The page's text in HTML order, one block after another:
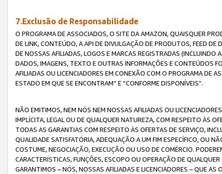
7.Exclusão de Responsabilidade
O PROGRAMA DE ASSOCIADOS, O SITE DA AMAZON, QUAISQUER
DE LINK, CONTEÚDO, A API DE DIVULGAÇÃO DE PRODUTOS, FEED
DE NOSSAS AFILIADAS, LOGOS E MARCAS REGISTRADAS
DADOS, IMAGENS, TEXTO E OUTRAS INFORMAÇÕES E CONTEÚDOS
AFILIADAS OU LICENCIADORES EM CONEXÃO COM O PROGRAMA DE
ESTADO EM QUE SE ENCONTRAM” E “CONFORME DISPONÍVEIS”.
NÃO EMITIMOS, NEM NÓS NEM NOSSAS AFILIADAS OU
IMPLÍCITA, LEGAL OU DE QUALQUER NATUREZA, COM RESPEITO ÀS
TODAS AS GARANTIAS COM RESPEITO ÀS OFERTAS DE SERVIÇO,
QUALIDADE SATISFATÓRIA, ADEQUAÇÃO A UM FIM ESPECÍFICO, OU
COSTUME, NEGOCIAÇÃO, EXECUÇÃO OU USO DE COMÉRCIO.
CARACTERÍSTICAS, FUNÇÕES, ESCOPO OU OPERAÇÃO DE
GARANTIMOS – NÓS, NOSSAS AFILIADAS E LICENCIADORES – QUE